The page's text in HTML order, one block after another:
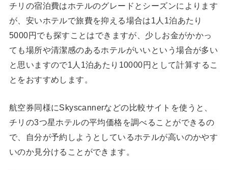
チリの宿泊費はホテルのグレードとシーズンによります
が、安いホテルで旅費を抑える場合は1人1泊あたり
5000円でも探すことはできますが、少しお金がかかっ
ても場所や清潔感のあるホテルがいいという場合が多い
と思いますので1人1泊あたり10000円として計算するこ
とをおすすめします。
航空券同様にSkyscannerなどの比較サイトを使うと、
チリの3つ星ホテルの平均価格を調べることができるの
で、自分が予約しようとしているホテルが高いのかやす
いのか見分けることができます。